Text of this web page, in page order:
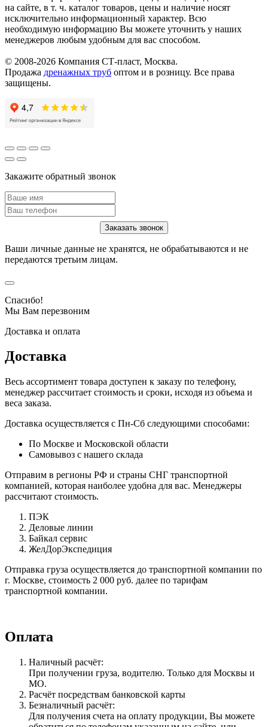
на сайте, в т. ч. каталог товаров, цены и наличие носят
исключительно информационный характер. Всю
необходимую информацию Вы можете уточнить у наших
менеджеров любым удобным для вас способом.
© 2008-2026 Компания СТ-пласт, Москва.
Продажа дренажных труб оптом и в розницу. Все права
защищены.
Закажите обратный звонок
Ваши личные данные не хранятся, не обрабатываются и не
передаются третьим лицам.
Спасибо!
Мы Вам перезвоним
Доставка и оплата
Доставка
Весь ассортимент товара доступен к заказу по телефону,
менеджер рассчитает стоимость и сроки, исходя из объема и
веса заказа.
Доставка осуществляется с Пн-Сб следующими способами:
По Москве и Московской области
Самовывоз с нашего склада
Отправим в регионы РФ и страны СНГ транспортной
компанией, которая наиболее удобна для вас. Менеджеры
рассчитают стоимость.
ПЭК
Деловые линии
Байкал сервис
ЖелДорЭкспедиция
Отправка груза осуществляется до транспортной компании по
г. Москве, стоимость 2 000 руб. далее по тарифам
транспортной компании.
Оплата
Наличный расчёт:
При получении груза, водителю. Только для Москвы и
МО.
Расчёт посредствам банковской карты
Безналичный расчёт:
Для получения счета на оплату продукции, Вы можете